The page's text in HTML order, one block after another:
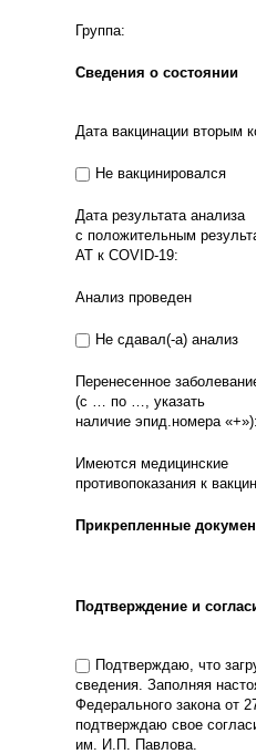
Группа:
Сведения о состоянии
Дата вакцинации вторым
Не вакцинировался
Дата результата анализа
с положительным
АТ к COVID-19:
Анализ проведен
Не сдавал(-а) анализ
Перенесенное
(с … по …, указать
наличие эпид.номера
Имеются медицинские
противопоказания к
Прикрепленные
Подтверждение и
Подтверждаю, что
сведения. Заполняя
Федерального закона от
подтверждаю свое
им. И.П. Павлова.